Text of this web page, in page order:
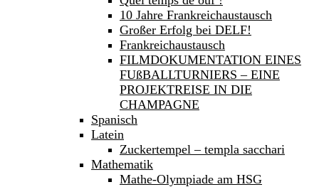
10 Jahre Frankreichaustausch
Großer Erfolg bei DELF!
Frankreichaustausch
FILMDOKUMENTATION EINES
FUßBALLTURNIERS – EINE
PROJEKTREISE IN DIE
CHAMPAGNE
Spanisch
Latein
Zuckertempel – templa sacchari
Mathematik
Mathe-Olympiade am HSG